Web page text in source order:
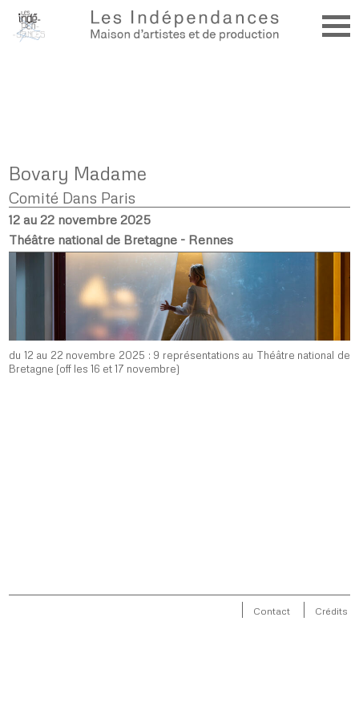
Bovary Madame
Comité Dans Paris
12 au 22 novembre 2025
Théâtre national de Bretagne - Rennes
du 12 au 22 novembre 2025 : 9 représentations au Théâtre national de
Bretagne (off les 16 et 17 novembre)
Contact Crédits